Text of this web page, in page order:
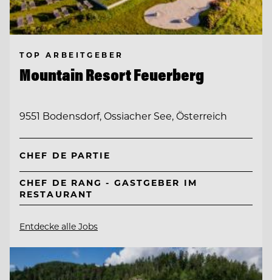
TOP ARBEITGEBER
Mountain Resort Feuerberg
9551 Bodensdorf, Ossiacher See, Österreich
CHEF DE PARTIE
CHEF DE RANG - GASTGEBER IM
RESTAURANT
Entdecke alle Jobs